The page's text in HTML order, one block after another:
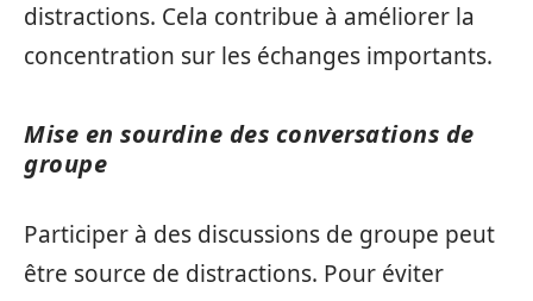
distractions. Cela contribue à améliorer la
concentration sur les échanges importants.
Mise en sourdine des conversations de
groupe
Participer à des discussions de groupe peut
être source de distractions. Pour éviter